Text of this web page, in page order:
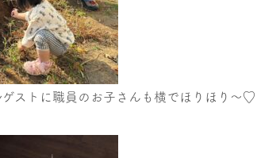
ゲストに職員のお子さんも横でほりほり～♡